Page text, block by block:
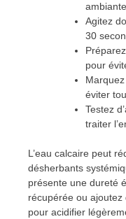
Agitez
30
pour
éviter
Testez
traiter
L’eau calcaire peut
désherbants
présente une dureté
récupérée ou
pour acidifier